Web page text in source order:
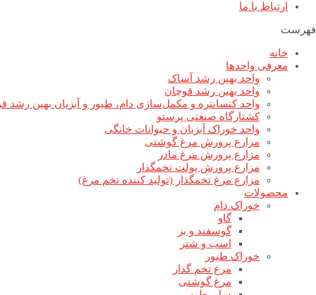
ارتباط با ما
فهرست
خانه
معرفی واحدها
واحد بهین رشد آساک
واحد بهین رشد قوچان
واحد کنسانتره و مکمل‌سازی دام، طیور و آبزیان بهین رشد
کشتارگاه صنعتی پرستو
واحد خوراک آبزیان و حیوانات خانگی
مزارع پرورش مرغ گوشتی
مزارع پرورش مرغ مادر
مزارع پرورش پولت تخمگذار
مزارع مرغ تخمگذار (تولید کننده تخم مرغ)
محصولات
خوراک دام
گاو
گوسفند و بز
اسب و شتر
خوراک طیور
مرغ تخم گذار
مرغ گوشتی